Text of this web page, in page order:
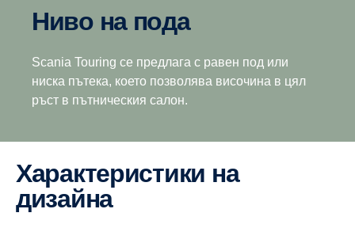
Ниво на пода
Scania Touring се предлага с равен под или
ниска пътека, което позволява височина в цял
ръст в пътническия салон.
Характеристики на
дизайна